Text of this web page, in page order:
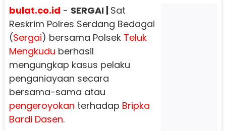
bulat.co.id - SERGAI | Sat
Reskrim Polres Serdang Bedagai
(Sergai) bersama Polsek Teluk
Mengkudu berhasil
mengungkap kasus pelaku
penganiayaan secara
bersama-sama atau
pengeroyokan terhadap Bripka
Bardi Dasen.